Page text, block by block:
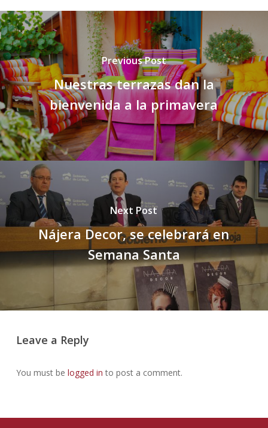
Previous Post
Nuestras terrazas dan la
bienvenida a la primavera
Next Post
Nájera Decor, se celebrará en
Semana Santa
Leave a Reply
You must be logged in to post a comment.